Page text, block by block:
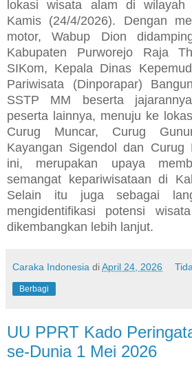
lokasi wisata alam di wilayah
Kamis (24/4/2026). Dengan
motor, Wabup Dion
Kabupaten Purworejo Raja
SIKom, Kepala Dinas
Pariwisata (Dinporapar)
SSTP MM beserta
peserta lainnya, menuju ke
Curug Muncar, Curug
Kayangan Sigendol dan Curug
ini, merupakan upaya
semangat kepariwisataan di
Selain itu juga sebagai
mengidentifikasi potensi
dikembangkan lebih lanjut.
Caraka Indonesia diApril 24, 2026
Berbagi
UU PPRT Kado
se-Dunia 1 Mei 2026